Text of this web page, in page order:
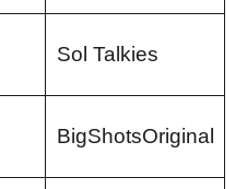
Sol Talkies
BigShotsOriginal